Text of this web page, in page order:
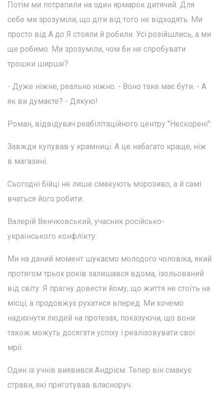
Потім ми потрапили на один ярмарок дитячий. Для
себе ми зрозуміли, що діти від того не відходять. Ми
просто від А до Я стояли й робили. Усі розійшлись, а ми
ще робимо. Ми зрозуміли, чом би не спробувати
трошки ширше?
- Дуже ніжне, реально ніжно. - Воно таке має бути. - А
як ви думаєте? - Дякую!
Роман, відвідувач реабілітаційного центру "Нескорені":
Завжди купував у крамниці. А це набагато краще, ніж
в магазині.
Сьогодні бійці не лише смакують морозиво, а й самі
вчаться його робити.
Валерій Венчковський, учасник російсько-
українського конфлікту:
Ми на даний момент шукаємо молодого чоловіка, який
протягом трьох років залишався вдома, ізольований
від світу. Я прагну довести йому, що життя не стоїть на
місці, а продовжує рухатися вперед. Ми хочемо
надихнути людей на протезах, показуючи, що вони
також можуть досягати успіху і реалізовувати свої
мрії.
Один із учнів виявився Андрієм. Тепер він смакує
страви, які приготував власноруч.